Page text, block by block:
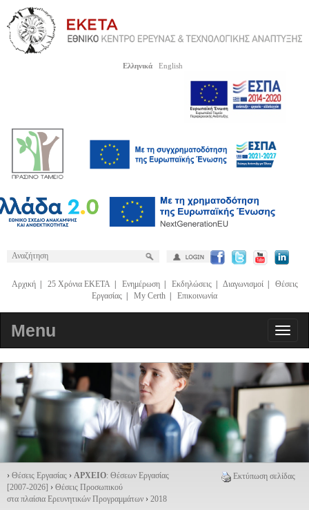
Ελληνικά English
Αρχική| 25 Χρόνια ΕΚΕΤΑ| Ενημέρωση| Εκδηλώσεις| Διαγωνισμοί| Θέσεις
Εργασίας
My Certh Επικοινωνία
Menu
Εκτύπωση σελίδας
› Θέσεις Εργασίας › ΑΡΧΕΙΟ: Θέσεων Εργασίας
[2007-2026] › Θέσεις Προσωπικού
στα πλαίσια Ερευνητικών Προγραμμάτων › 2018